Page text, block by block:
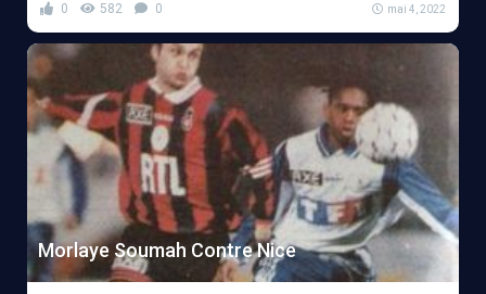
0 582 0 mai 4, 2022
Morlaye Soumah Contre Nice